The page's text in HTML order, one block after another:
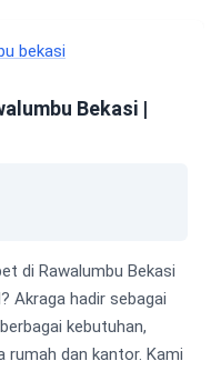
Bekasi |
di Rawalumbu Bekasi
Akraga hadir sebagai
kebutuhan,
rumah dan kantor. Kami